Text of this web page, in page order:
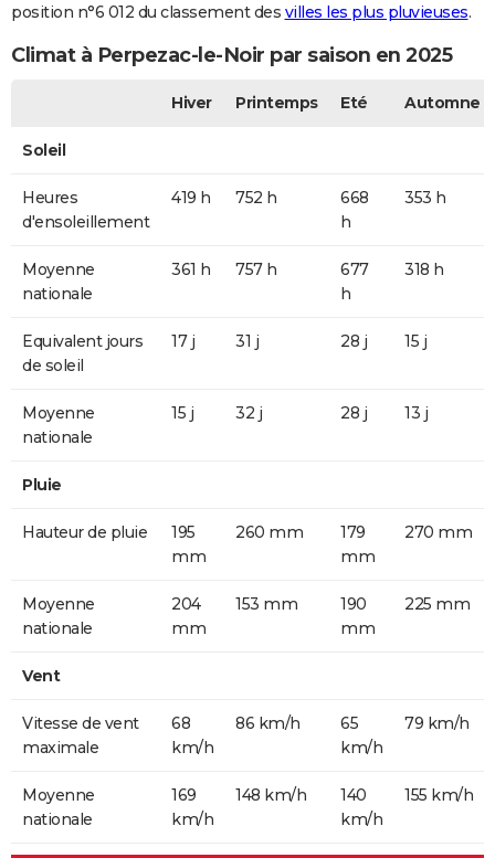
position n°6 012 du classement des villes les plus pluvieuses.
Climat à Perpezac-le-Noir par saison en 2025
Hiver Printemps Eté Automne
Soleil
Heures
d'ensoleillement
419 h 752 h
668
h
353 h
Moyenne
nationale
361 h 757 h
677
h
318 h
Equivalent jours
de soleil
17 j 31 j 28 j 15 j
Moyenne
nationale
15 j 32 j 28 j 13 j
Pluie
Hauteur de pluie
195
mm
260 mm
179
mm
270 mm
Moyenne
nationale
204
mm
153 mm
190
mm
225 mm
Vent
Vitesse de vent
maximale
68
km/h
86 km/h
65
km/h
79 km/h
Moyenne
nationale
169
km/h
148 km/h
140
km/h
155 km/h